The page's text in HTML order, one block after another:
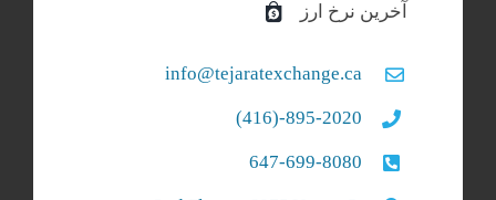
آخرین نرخ ارز
info@tejaratexchange.ca
895-2020-(416)
647-699-8080